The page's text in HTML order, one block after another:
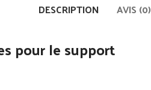
DESCRIPTION AVIS (0)
pour le support